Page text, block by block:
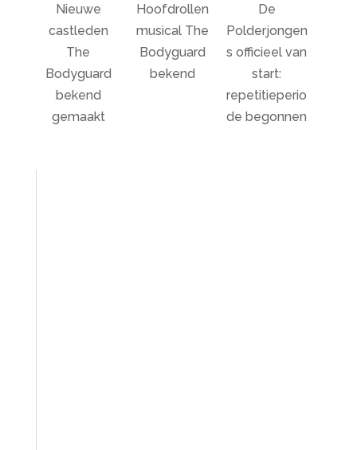
Nieuwe
castleden
The
Bodyguard
bekend
gemaakt
Hoofdrollen
musical The
Bodyguard
bekend
De
Polderjongen
s officieel van
start:
repetitieperio
de begonnen